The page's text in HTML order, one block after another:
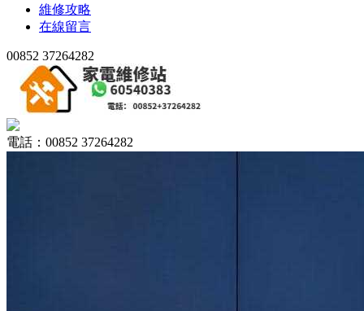
維修攻略
在線留言
00852 37264282
電話：00852 37264282